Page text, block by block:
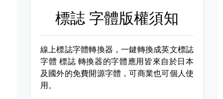
標誌 字體版權須知
線上標誌字體轉換器，一鍵轉換成英文標誌
字體 標誌 轉換器的字體應用皆來自於日本
及國外的免費開源字體，可商業也可個人使
用。